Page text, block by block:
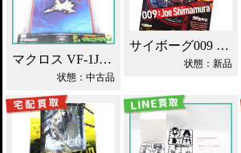
マクロス VF-1J 一条輝機 1/60 YAMATO買取！
状態：中古品
サイボーグ009 島村ジョー買取！
状態：新品